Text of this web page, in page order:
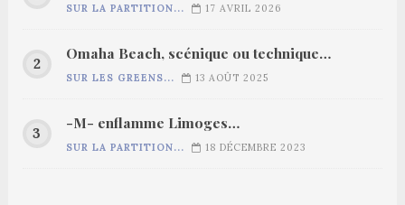
SUR LA PARTITION... 17 AVRIL 2026
Omaha Beach, scénique ou technique…
SUR LES GREENS... 13 AOÛT 2025
-M- enflamme Limoges…
SUR LA PARTITION... 18 DÉCEMBRE 2023